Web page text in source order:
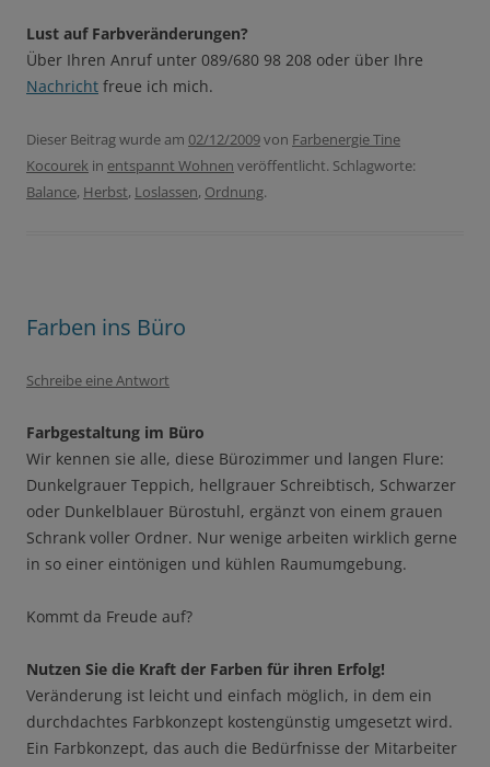
Lust auf Farbveränderungen?
Über Ihren Anruf unter 089/680 98 208 oder über Ihre
Nachricht freue ich mich.
Dieser Beitrag wurde am 02/12/2009von Farbenergie Tine
Kocourek in entspannt Wohnen veröffentlicht. Schlagworte:
Balance, Herbst, Loslassen, Ordnung.
Farben ins Büro
Schreibe eine Antwort
Farbgestaltung im Büro
Wir kennen sie alle, diese Bürozimmer und langen Flure:
Dunkelgrauer Teppich, hellgrauer Schreibtisch, Schwarzer
oder Dunkelblauer Bürostuhl, ergänzt von einem grauen
Schrank voller Ordner. Nur wenige arbeiten wirklich gerne
in so einer eintönigen und kühlen Raumumgebung.
Kommt da Freude auf?
Nutzen Sie die Kraft der Farben für ihren Erfolg!
Veränderung ist leicht und einfach möglich, in dem ein
durchdachtes Farbkonzept kostengünstig umgesetzt wird.
Ein Farbkonzept, das auch die Bedürfnisse der Mitarbeiter